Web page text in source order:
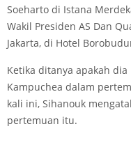
Soeharto di Istana
Wakil Presiden AS Dan
Jakarta, di Hotel
Ketika ditanya apakah
Kampuchea dalam
kali ini, Sihanouk
pertemuan itu.